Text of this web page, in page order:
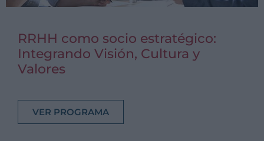
RRHH como socio estratégico:
Integrando Visión, Cultura y
Valores
VER PROGRAMA